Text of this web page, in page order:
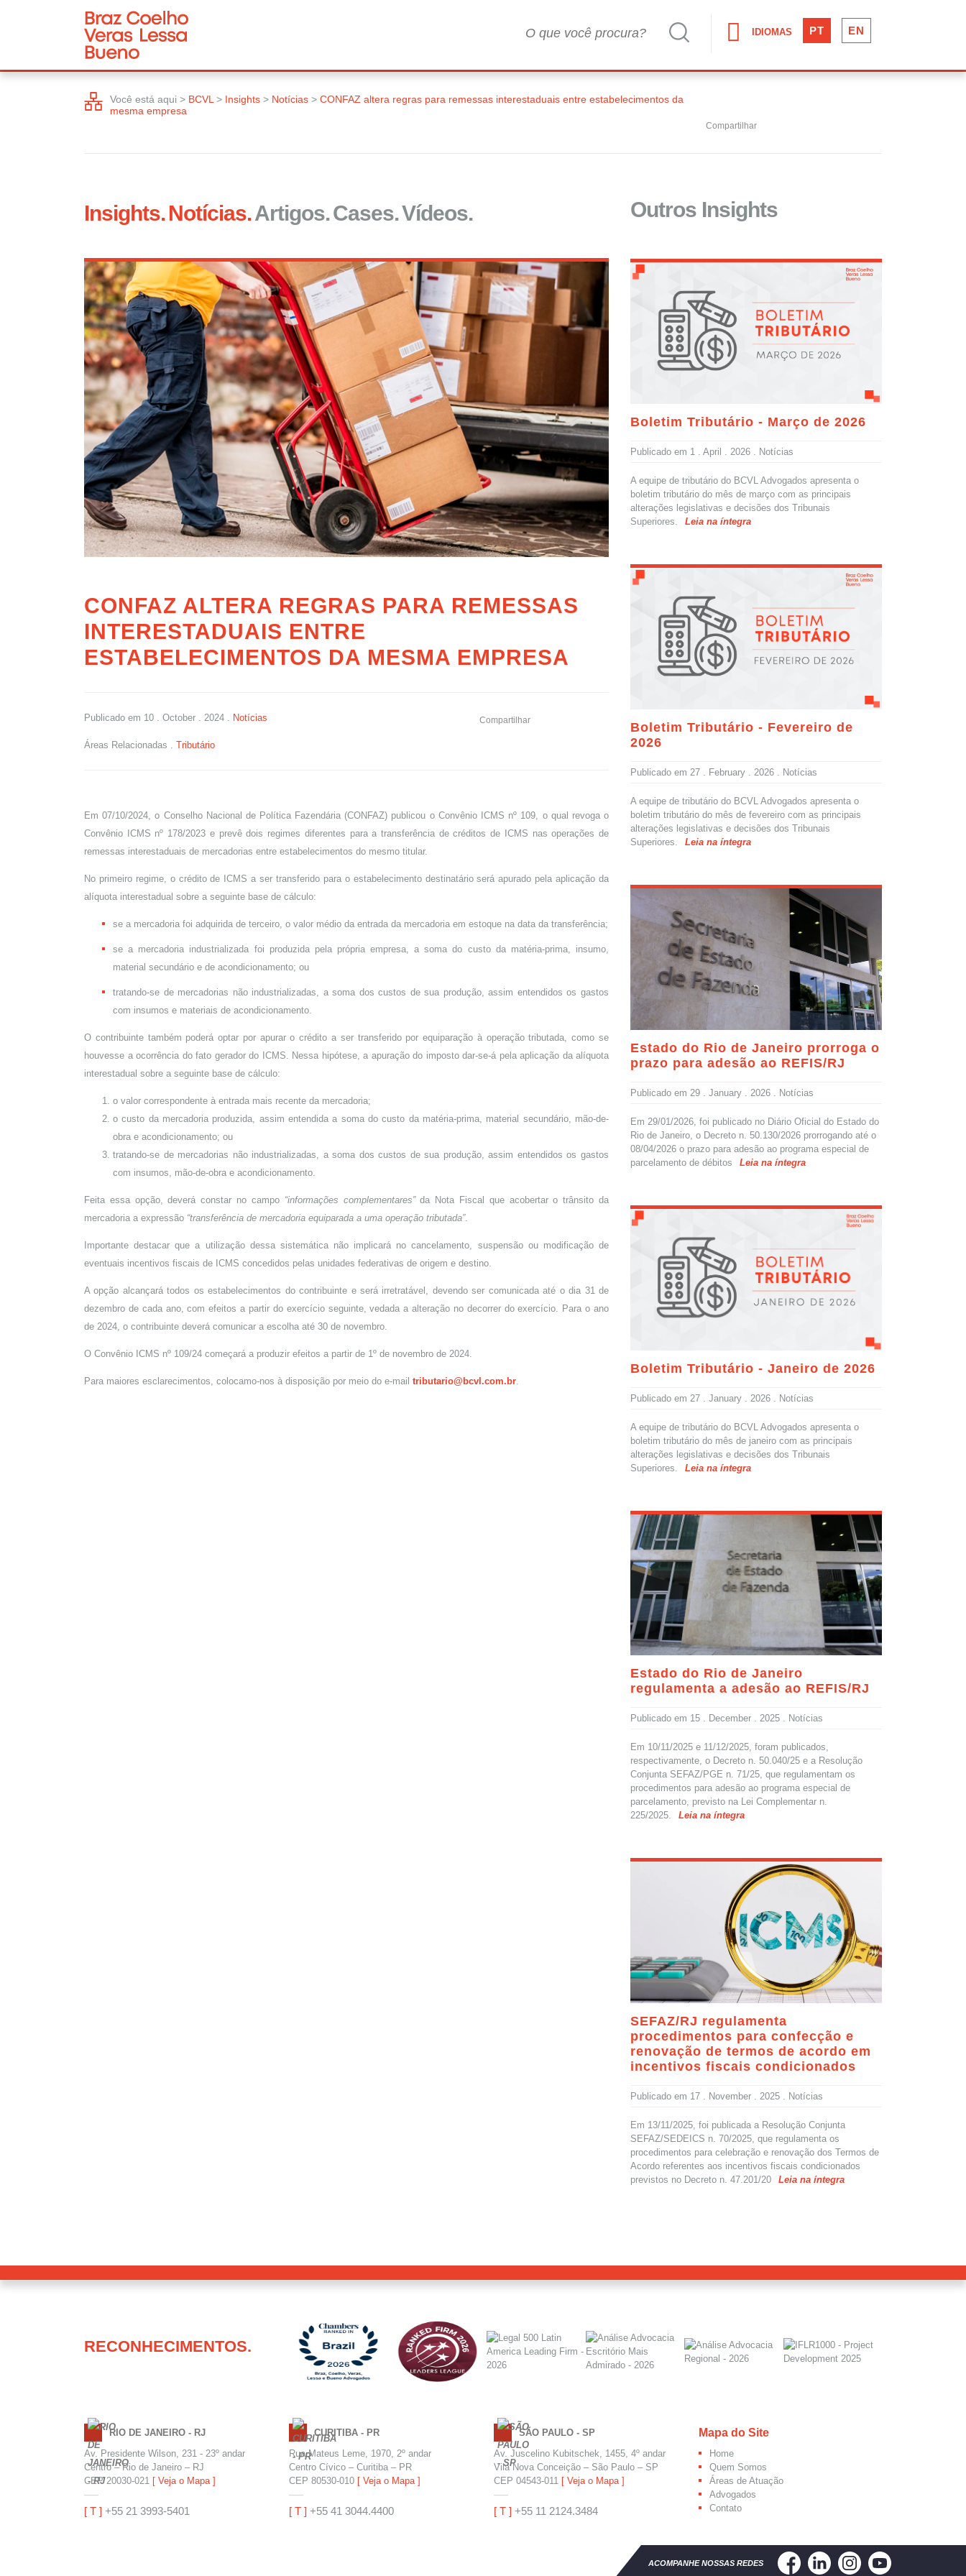
IDIOMAS PT EN
Você está aqui > BCVL > Insights > Notícias > CONFAZ altera regras para remessas interestaduais entre estabelecimentos da
mesma empresa
Compartilhar
Insights.Notícias.Artigos.Cases.Vídeos.
CONFAZ ALTERA REGRAS PARA REMESSAS
INTERESTADUAIS ENTRE
ESTABELECIMENTOS DA MESMA EMPRESA
Publicado em 10 . October . 2024 Notícias
Áreas Relacionadas Tributário
Compartilhar
Em 07/10/2024, o Conselho Nacional de Política Fazendária (CONFAZ) publicou o Convênio ICMS nº 109, o qual revoga o
Convênio ICMS nº 178/2023 e prevê dois regimes diferentes para a transferência de créditos de ICMS nas operações de
remessas interestaduais de mercadorias entre estabelecimentos do mesmo titular.
No primeiro regime, o crédito de ICMS a ser transferido para o estabelecimento destinatário será apurado pela aplicação da
alíquota interestadual sobre a seguinte base de cálculo:
se a mercadoria foi adquirida de terceiro, o valor médio da entrada da mercadoria em estoque na data da transferência;
se a mercadoria industrializada foi produzida pela própria empresa, a soma do custo da matéria-prima, insumo,
material secundário e de acondicionamento; ou
tratando-se de mercadorias não industrializadas, a soma dos custos de sua produção, assim entendidos os gastos
com insumos e materiais de acondicionamento.
O contribuinte também poderá optar por apurar o crédito a ser transferido por equiparação à operação tributada, como se
houvesse a ocorrência do fato gerador do ICMS. Nessa hipótese, a apuração do imposto dar-se-á pela aplicação da alíquota
interestadual sobre a seguinte base de cálculo:
o valor correspondente à entrada mais recente da mercadoria;
o custo da mercadoria produzida, assim entendida a soma do custo da matéria-prima, material secundário, mão-de-
obra e acondicionamento; ou
tratando-se de mercadorias não industrializadas, a soma dos custos de sua produção, assim entendidos os gastos
com insumos, mão-de-obra e acondicionamento.
Feita essa opção, deverá constar no campo “informações complementares”da Nota Fiscal que acobertar o trânsito da
mercadoria a expressão “transferência de mercadoria equiparada a uma operação tributada”.
Importante destacar que a utilização dessa sistemática não implicará no cancelamento, suspensão ou modificação de
eventuais incentivos fiscais de ICMS concedidos pelas unidades federativas de origem e destino.
A opção alcançará todos os estabelecimentos do contribuinte e será irretratável, devendo ser comunicada até o dia 31 de
dezembro de cada ano, com efeitos a partir do exercício seguinte, vedada a alteração no decorrer do exercício. Para o ano
de 2024, o contribuinte deverá comunicar a escolha até 30 de novembro.
O Convênio ICMS nº 109/24 começará a produzir efeitos a partir de 1º de novembro de 2024.
Para maiores esclarecimentos, colocamo-nos à disposição por meio do e-mail tributario@bcvl.com.br
Outros Insights
Boletim Tributário - Março de 2026
Publicado em 1 . April . 2026 . Notícias
A equipe de tributário do BCVL Advogados apresenta o
boletim tributário do mês de março com as principais
alterações legislativas e decisões dos Tribunais
Superiores.
Leia na íntegra
Boletim Tributário - Fevereiro de
2026
Publicado em 27 . February . 2026 . Notícias
A equipe de tributário do BCVL Advogados apresenta o
boletim tributário do mês de fevereiro com as principais
alterações legislativas e decisões dos Tribunais
Superiores.
Leia na íntegra
Estado do Rio de Janeiro prorroga o
prazo para adesão ao REFIS/RJ
Publicado em 29 . January . 2026 . Notícias
Em 29/01/2026, foi publicado no Diário Oficial do Estado do
Rio de Janeiro, o Decreto n. 50.130/2026 prorrogando até o
08/04/2026 o prazo para adesão ao programa especial de
parcelamento de débitos
Leia na íntegra
Boletim Tributário - Janeiro de 2026
Publicado em 27 . January . 2026 . Notícias
A equipe de tributário do BCVL Advogados apresenta o
boletim tributário do mês de janeiro com as principais
alterações legislativas e decisões dos Tribunais
Superiores.
Leia na íntegra
Estado do Rio de Janeiro
regulamenta a adesão ao REFIS/RJ
Publicado em 15 . December . 2025 . Notícias
Em 10/11/2025 e 11/12/2025, foram publicados,
respectivamente, o Decreto n. 50.040/25 e a Resolução
Conjunta SEFAZ/PGE n. 71/25, que regulamentam os
procedimentos para adesão ao programa especial de
parcelamento, previsto na Lei Complementar n.
225/2025.
Leia na íntegra
SEFAZ/RJ regulamenta
procedimentos para confecção e
renovação de termos de acordo em
incentivos fiscais condicionados
Publicado em 17 . November . 2025 . Notícias
Em 13/11/2025, foi publicada a Resolução Conjunta
SEFAZ/SEDEICS n. 70/2025, que regulamenta os
procedimentos para celebração e renovação dos Termos de
Acordo referentes aos incentivos fiscais condicionados
previstos no Decreto n. 47.201/20
Leia na íntegra
RECONHECIMENTOS.
RIO DE JANEIRO - RJ
Av. Presidente Wilson, 231 - 23º andar
Centro – Rio de Janeiro – RJ
CEP 20030-021 [ Veja o Mapa ]
[ T ] +55 21 3993-5401
CURITIBA - PR
Rua Mateus Leme, 1970, 2º andar
Centro Cívico – Curitiba – PR
CEP 80530-010 [ Veja o Mapa ]
[ T ] +55 41 3044.4400
SÃO PAULO - SP
Av. Juscelino Kubitschek, 1455, 4º andar
Vila Nova Conceição – São Paulo – SP
CEP 04543-011 [ Veja o Mapa ]
[ T ] +55 11 2124.3484
Mapa do Site
Home
Quem Somos
Áreas de Atuação
Advogados
Contato
ACOMPANHE NOSSAS REDES